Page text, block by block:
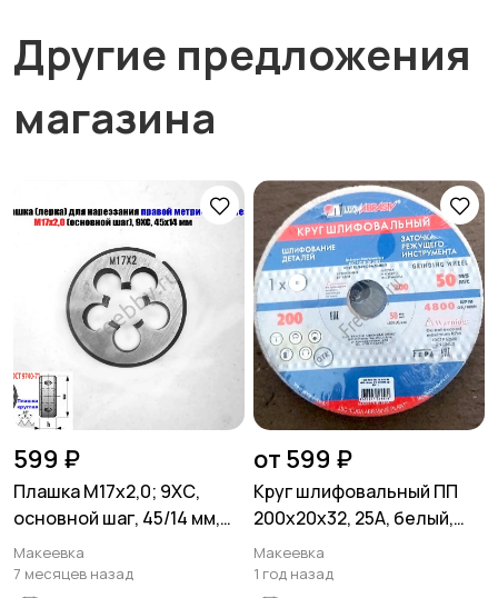
Другие предложения
магазина
599 ₽
Плашка М17х2,0; 9ХС,
основной шаг, 45/14 мм,
ГОСТ 7740-71.
Макеевка
7 месяцев назад
от 599 ₽
Круг шлифовальный ПП
200х20х32, 25А, белый,
средн зерно, Луга,
Россия.
Макеевка
1 год назад